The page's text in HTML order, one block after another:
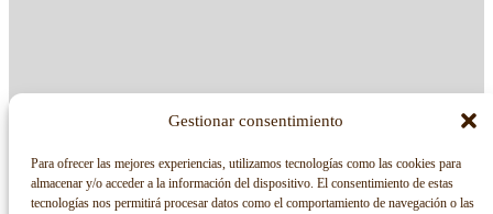
Gestionar consentimiento
Para ofrecer las mejores experiencias, utilizamos tecnologías como las cookies para
almacenar y/o acceder a la información del dispositivo. El consentimiento de estas
tecnologías nos permitirá procesar datos como el comportamiento de navegación o las